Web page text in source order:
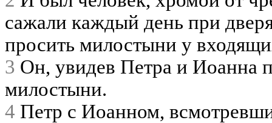
сажали каждый день при
просить милостыни у
3 Он, увидев Петра и Иоанна
милостыни.
4 Петр с Иоанном,